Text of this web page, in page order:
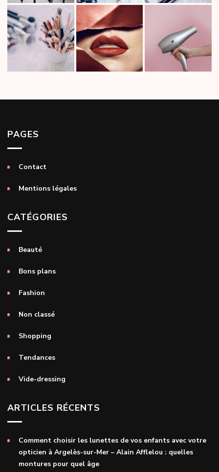
PAGES
Contact
Mentions légales
CATÉGORIES
Beauté
Bons plans
Fashion
Non classé
Shopping
Tendances
Vide-dressing
ARTICLES RÉCENTS
Comment choisir les lunettes de vos enfants avec votre
opticien à Argelès-sur-Mer – Alain Afflelou : quelles
montures pour quel âge